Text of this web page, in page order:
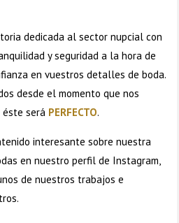
dedicada al sector nupcial con
y seguridad a la hora de
en vuestros detalles de boda.
desde el momento que nos
éste será PERFECTO.
interesante sobre nuestra
en nuestro perfil de Instagram,
de nuestros trabajos e